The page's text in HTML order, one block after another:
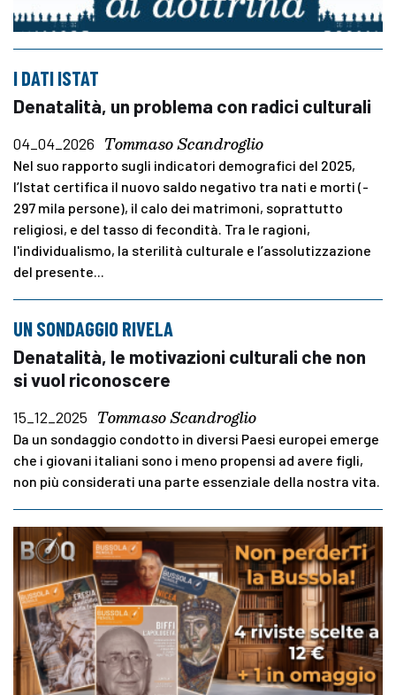
I DATI ISTAT
Denatalità, un problema con radici culturali
04_04_2026 Tommaso Scandroglio
Nel suo rapporto sugli indicatori demografici del 2025,
l’Istat certifica il nuovo saldo negativo tra nati e morti (-
297 mila persone), il calo dei matrimoni, soprattutto
religiosi, e del tasso di fecondità. Tra le ragioni,
l'individualismo, la sterilità culturale e l’assolutizzazione
del presente...
UN SONDAGGIO RIVELA
Denatalità, le motivazioni culturali che non
si vuol riconoscere
15_12_2025 Tommaso Scandroglio
Da un sondaggio condotto in diversi Paesi europei emerge
che i giovani italiani sono i meno propensi ad avere figli,
non più considerati una parte essenziale della nostra vita.